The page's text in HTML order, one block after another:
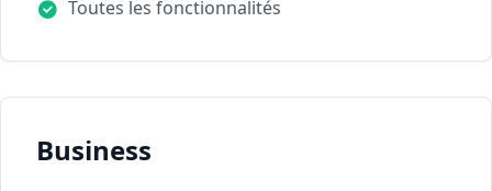
Toutes les fonctionnalités
Business